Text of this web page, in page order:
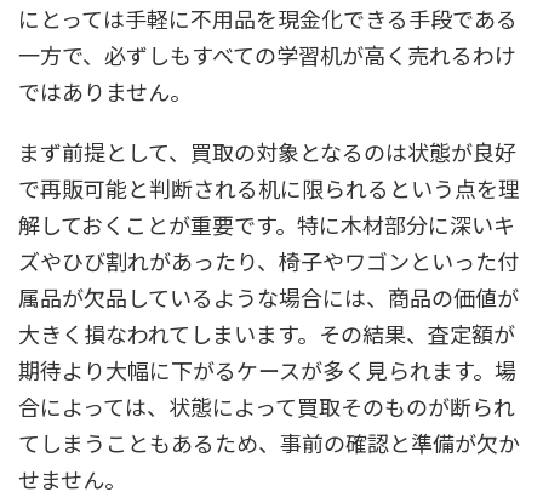
にとっては手軽に不用品を現金化できる手段である
一方で、必ずしもすべての学習机が高く売れるわけ
ではありません。
まず前提として、買取の対象となるのは状態が良好
で再販可能と判断される机に限られるという点を理
解しておくことが重要です。特に木材部分に深いキ
ズやひび割れがあったり、椅子やワゴンといった付
属品が欠品しているような場合には、商品の価値が
大きく損なわれてしまいます。その結果、査定額が
期待より大幅に下がるケースが多く見られます。場
合によっては、状態によって買取そのものが断られ
てしまうこともあるため、事前の確認と準備が欠か
せません。